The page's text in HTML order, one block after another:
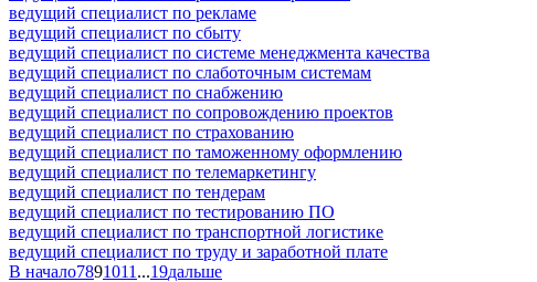
ведущий специалист по рекламе
ведущий специалист по сбыту
ведущий специалист по системе менеджмента качества
ведущий специалист по слаботочным системам
ведущий специалист по снабжению
ведущий специалист по сопровождению проектов
ведущий специалист по страхованию
ведущий специалист по таможенному оформлению
ведущий специалист по телемаркетингу
ведущий специалист по тендерам
ведущий специалист по тестированию ПО
ведущий специалист по транспортной логистике
ведущий специалист по труду и заработной плате
В начало7891011 ...19дальше